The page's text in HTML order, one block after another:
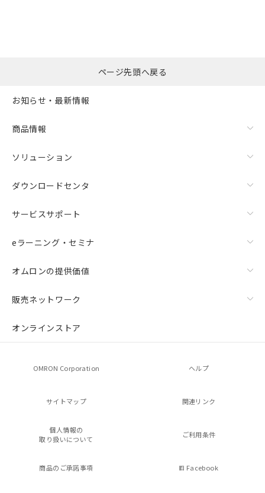
ページ先頭へ戻る
お知らせ・最新情報
商品情報
ソリューション
ダウンロードセンタ
サービスサポート
eラーニング・セミナ
オムロンの提供価値
販売ネットワーク
オンラインストア
OMRON Corporation ヘルプ
サイトマップ 関連リンク
個人情報の
取り扱いについて
ご利用条件
商品のご承諾事項 Facebook